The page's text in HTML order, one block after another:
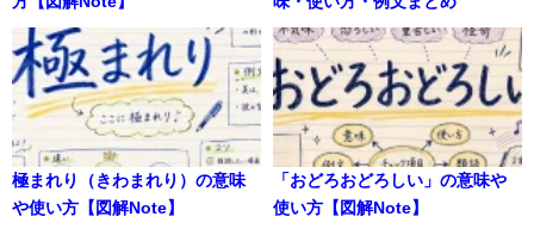
極まれり（きわまれり）の意味
や使い方【図解Note】
「おどろおどろしい」の意味や
使い方【図解Note】